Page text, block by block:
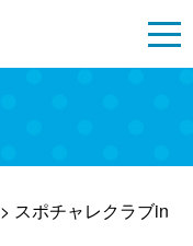
> スポチャレクラブin